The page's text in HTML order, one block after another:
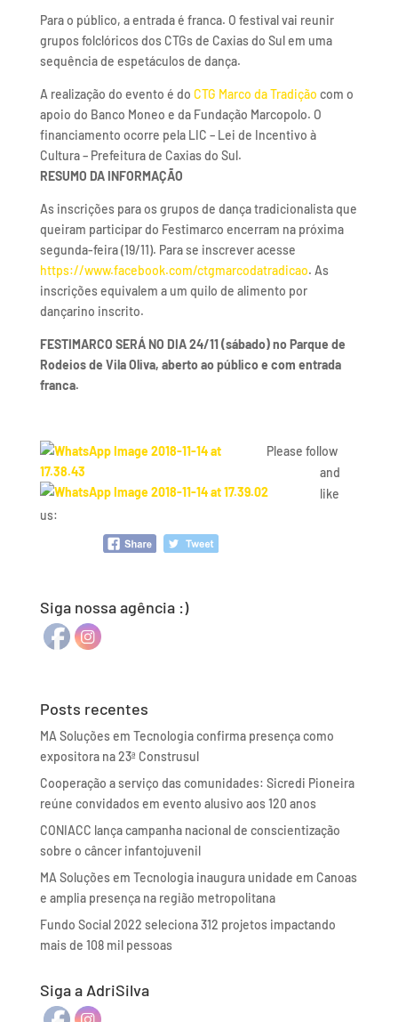
Para o público, a entrada é franca. O festival vai reunir
grupos folclóricos dos CTGs de Caxias do Sul em uma
sequência de espetáculos de dança.
A realização do evento é do CTG Marco da Tradição com o
apoio do Banco Moneo e da Fundação Marcopolo. O
financiamento ocorre pela LIC – Lei de Incentivo à
Cultura – Prefeitura de Caxias do Sul.
RESUMO DA INFORMAÇÃO
As inscrições para os grupos de dança tradicionalista que
queiram participar do Festimarco encerram na próxima
segunda-feira (19/11). Para se inscrever acesse
https://www.facebook.com/ctgmarcodatradicao. As
inscrições equivalem a um quilo de alimento por
dançarino inscrito.
FESTIMARCO SERÁ NO DIA 24/11 (sábado) no Parque de
Rodeios de Vila Oliva, aberto ao público e com entrada
franca.
Please follow
and
like
us:
Siga nossa agência :)
Posts recentes
MA Soluções em Tecnologia confirma presença como
expositora na 23ª Construsul
Cooperação a serviço das comunidades: Sicredi Pioneira
reúne convidados em evento alusivo aos 120 anos
CONIACC lança campanha nacional de conscientização
sobre o câncer infantojuvenil
MA Soluções em Tecnologia inaugura unidade em Canoas
e amplia presença na região metropolitana
Fundo Social 2022 seleciona 312 projetos impactando
mais de 108 mil pessoas
Siga a AdriSilva